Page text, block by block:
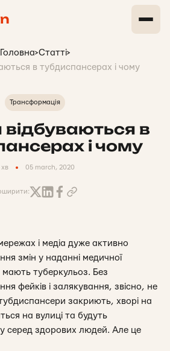
Головна>Статті>
в тубдиспансерах і чому
Трансформація
відбуваються в
і чому
05 march, 2020
і медіа дуже активно
змін у наданні медичної
туберкульоз. Без
фейків і залякування, звісно, не
закриють, хворі на
на вулиці та будуть
серед здорових людей. Але це